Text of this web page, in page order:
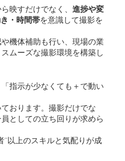
映すだけでなく、進捗や変
・時間帯を意識して撮影を
機体補助も行い、現場の業
ムーズな撮影環境を構築し
「指示が少なくても＋で動い
おります。撮影だけでな
としての立ち回りが求めら
”以上のスキルと気配りが成